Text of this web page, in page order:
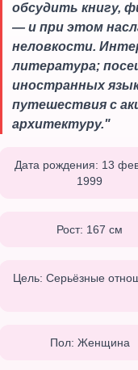
обсудить книгу,
— и при этом
неловкости.
литература;
иностранных
путешествия с
архитектуру."
Дата рождения: 13
1999
Рост: 167 см
Цель: Серьёзные
Пол: Женщина